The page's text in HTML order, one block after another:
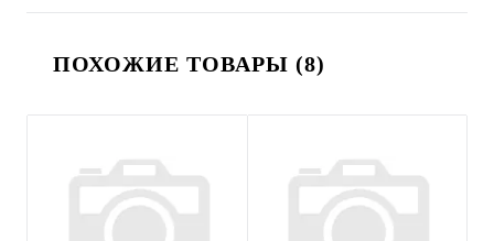
ПОХОЖИЕ ТОВАРЫ (8)